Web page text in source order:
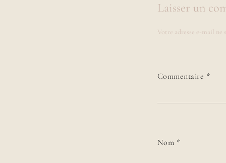
Laisser un
Votre adresse e-mail ne
Commentaire *
Nom *